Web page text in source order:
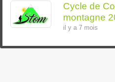
Cycle de
montagne
il y a 7 mois